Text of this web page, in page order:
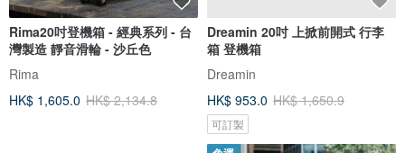
Rima20吋登機箱 - 經典系列 - 台
灣製造 靜音滑輪 - 沙丘色
Rima
HK$ 1,605.0 HK$ 2,134.8
Dreamin 20吋 上掀前開式 行李
箱 登機箱
Dreamin
HK$ 953.0 HK$ 1,650.9
可訂製